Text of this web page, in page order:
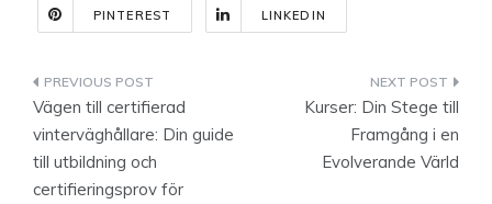
PINTEREST LINKEDIN
Indlægsnavigation
Vägen till certifierad
vinterväghållare: Din guide
till utbildning och
certifieringsprov för
Kurser: Din Stege till
Framgång i en
Evolverande Värld